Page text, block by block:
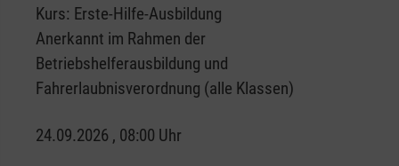
Kurs: Erste-Hilfe-Ausbildung
Anerkannt im Rahmen der
Betriebshelferausbildung und
Fahrerlaubnisverordnung (alle Klassen)
24.09.2026 , 08:00 Uhr